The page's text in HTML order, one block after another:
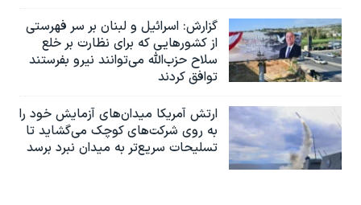
گزارش‌: اسرائيل و لبنان بر سر فهرستی
از کشورهایی که برای نظارت بر خلع
سلاح حزب‌الله می‌توانند نیرو بفرستند
توافق کردند
ارتش آمریکا میدان‌های آزمایش خود را
به روی شرکت‌های کوچک می‌گشاید تا
تسلیحات سریع‌تر به میدان نبرد برسد